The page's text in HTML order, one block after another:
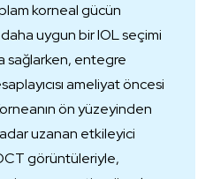
korneal gücün
uygun bir IOL seçimi
sağlarken, entegre
ameliyat öncesi
ön yüzeyinden
uzanan etkileyici
görüntüleriyle,